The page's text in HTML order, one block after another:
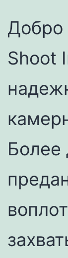
Добро
Shoot
Более